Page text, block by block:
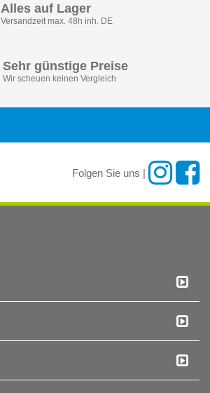
Alles auf Lager
Versandzeit max. 48h inh. DE
Sehr günstige Preise
Wir scheuen keinen Vergleich
Folgen Sie uns |